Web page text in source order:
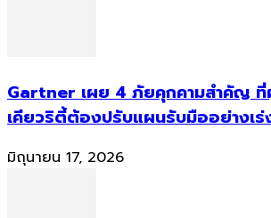
Gartner เผย 4 ภัยคุกคามสำคัญ ที่
เคียวริตี้ต้องปรับแผนรับมืออย่างเ
มิถุนายน 17, 2026